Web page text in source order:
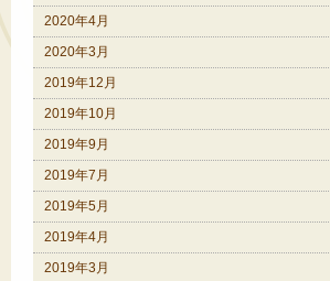
2020年4月
2020年3月
2019年12月
2019年10月
2019年9月
2019年7月
2019年5月
2019年4月
2019年3月